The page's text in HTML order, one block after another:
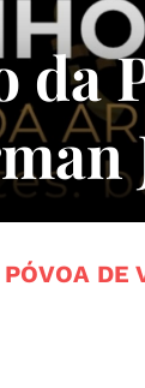
da
DE